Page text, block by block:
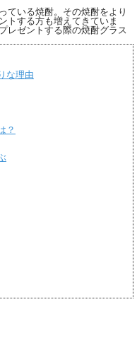
ている焼酎。その焼酎をより
トする方も増えてきていま
レゼントする際の焼酎グラス
な理由
？